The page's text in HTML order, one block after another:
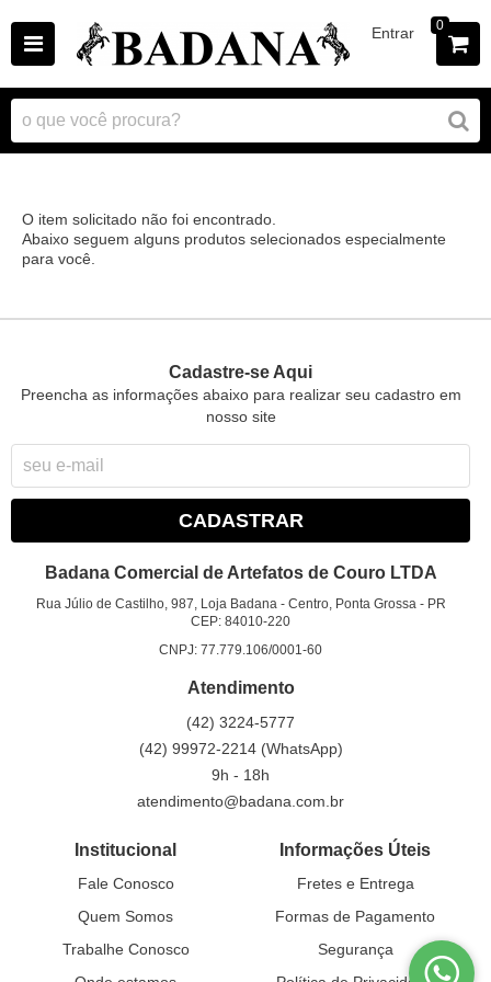
Entrar 0
O item solicitado não foi encontrado.
Abaixo seguem alguns produtos selecionados especialmente
para você.
Cadastre-se Aqui
Preencha as informações abaixo para realizar seu cadastro em
nosso site
CADASTRAR
Badana Comercial de Artefatos de Couro LTDA
Rua Júlio de Castilho, 987, Loja Badana - Centro, Ponta Grossa - PR
CEP: 84010-220
CNPJ: 77.779.106/0001-60
Atendimento
(42) 3224-5777
(42) 99972-2214 (WhatsApp)
9h - 18h
atendimento@badana.com.br
Institucional
Fale Conosco
Quem Somos
Trabalhe Conosco
Informações Úteis
Fretes e Entrega
Formas de Pagamento
Segurança